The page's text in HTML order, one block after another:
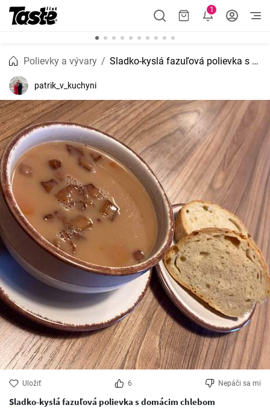
1
Polievky a vývary Sladko-kyslá fazuľová polievka s domácim chlebom
patrik_v_kuchyni
Uložiť 6 Nepáči sa mi
Sladko-kyslá fazuľová polievka s domácim chlebom